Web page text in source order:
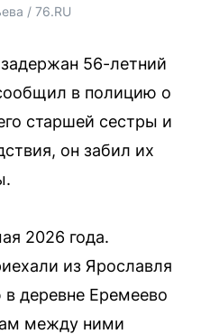
/ 76.RU
56-летний
в полицию о
старшей сестры и
он забил их
2026 года.
из Ярославля
деревне Еремеево
между ними